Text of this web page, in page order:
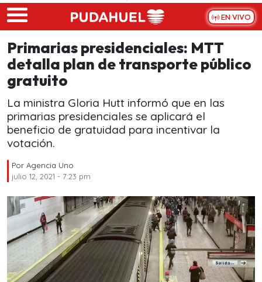
Skip to main content
EN VIVO
Primarias presidenciales: MTT
detalla plan de transporte público
gratuito
La ministra Gloria Hutt informó que en las
primarias presidenciales se aplicará el
beneficio de gratuidad para incentivar la
votación.
Por Agencia Uno
julio 12, 2021 - 7:23 pm